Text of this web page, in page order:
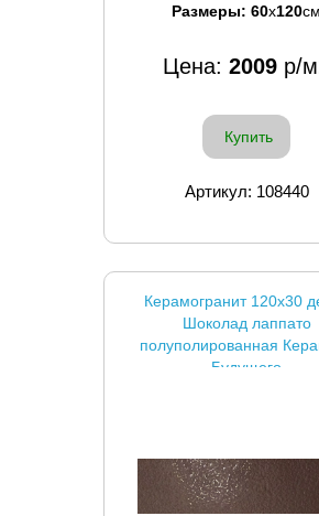
Размеры: 60x120см
Цена: 2009 р/
Купить
Артикул: 108440
Керамогранит 120x30
Шоколад лаппато
полуполированная
Будущего